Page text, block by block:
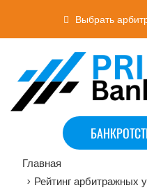
Выбрать
Главная
> Рейтинг арбитражных